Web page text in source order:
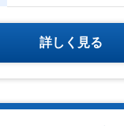
詳しく見る